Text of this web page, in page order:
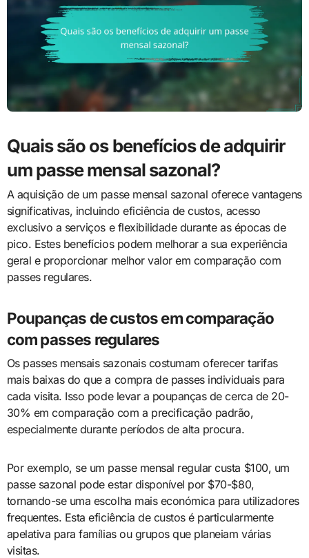
Quais são os benefícios de adquirir
um passe mensal sazonal?
A aquisição de um passe mensal sazonal oferece vantagens
significativas, incluindo eficiência de custos, acesso
exclusivo a serviços e flexibilidade durante as épocas de
pico. Estes benefícios podem melhorar a sua experiência
geral e proporcionar melhor valor em comparação com
passes regulares.
Poupanças de custos em comparação
com passes regulares
Os passes mensais sazonais costumam oferecer tarifas
mais baixas do que a compra de passes individuais para
cada visita. Isso pode levar a poupanças de cerca de 20-
30% em comparação com a precificação padrão,
especialmente durante períodos de alta procura.
Por exemplo, se um passe mensal regular custa $100, um
passe sazonal pode estar disponível por $70-$80,
tornando-se uma escolha mais económica para utilizadores
frequentes. Esta eficiência de custos é particularmente
apelativa para famílias ou grupos que planeiam várias
visitas.